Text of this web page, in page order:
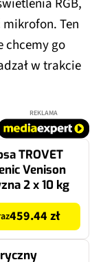
mikrofon. Ten
chcemy go
w trakcie
REKLAMA
TROVET
Venison
2 x 10 kg
459.44 zł